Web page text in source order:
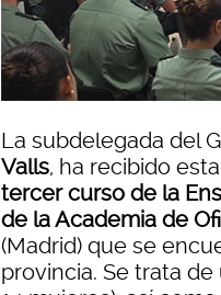
La subdelegada del
Valls, ha recibido
tercer curso de la
de la Academia de
(Madrid) que se
provincia. Se trata